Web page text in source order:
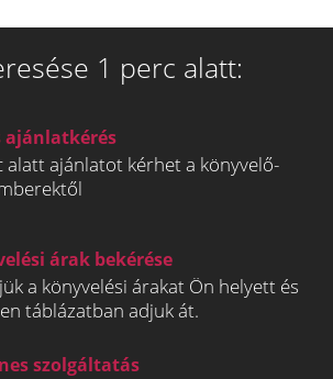
1 perc alatt:
ajánlatkérés
alatt ajánlatot kérhet a könyvelő-
árak bekérése
a könyvelési árakat Ön helyett és
táblázatban adjuk át.
szolgáltatás